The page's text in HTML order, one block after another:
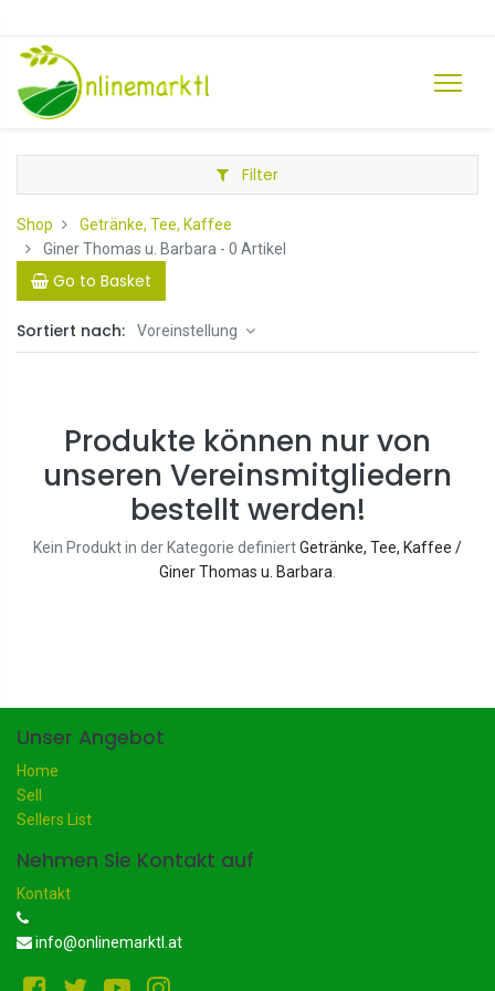
Filter
Shop
Getränke, Tee, Kaffee
Giner Thomas u. Barbara - 0 Artikel
Go to Basket
Sortiert nach: Voreinstellung
Produkte können nur von
unseren Vereinsmitgliedern
bestellt werden!
Kein Produkt in der Kategorie definiertGetränke, Tee, Kaffee /
Giner Thomas u. Barbara
Unser Angebot
Home
Sell
Sellers List
Nehmen Sie Kontakt auf
Kontakt
info@onlinemarktl.at